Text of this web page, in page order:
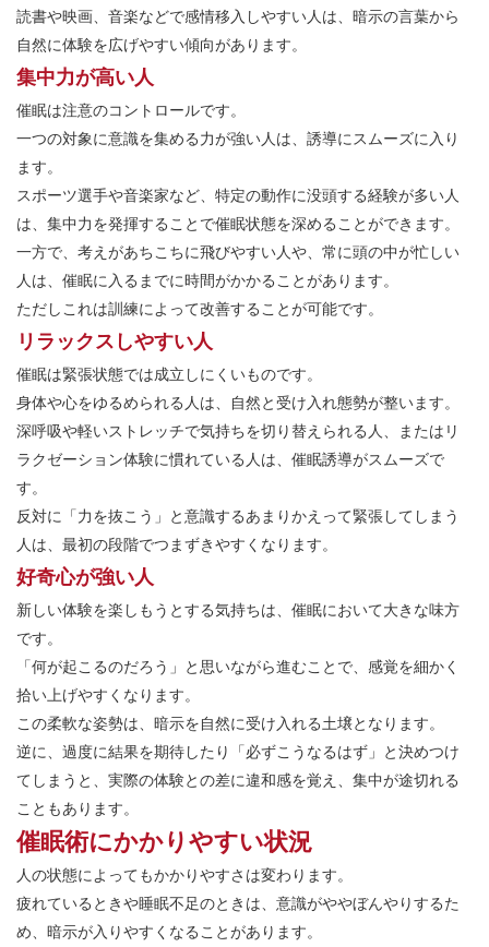
読書や映画、音楽などで感情移入しやすい人は、暗示の言葉から
自然に体験を広げやすい傾向があります。
集中力が高い人
催眠は注意のコントロールです。
一つの対象に意識を集める力が強い人は、誘導にスムーズに入り
ます。
スポーツ選手や音楽家など、特定の動作に没頭する経験が多い人
は、集中力を発揮することで催眠状態を深めることができます。
一方で、考えがあちこちに飛びやすい人や、常に頭の中が忙しい
人は、催眠に入るまでに時間がかかることがあります。
ただしこれは訓練によって改善することが可能です。
リラックスしやすい人
催眠は緊張状態では成立しにくいものです。
身体や心をゆるめられる人は、自然と受け入れ態勢が整います。
深呼吸や軽いストレッチで気持ちを切り替えられる人、またはリ
ラクゼーション体験に慣れている人は、催眠誘導がスムーズで
す。
反対に「力を抜こう」と意識するあまりかえって緊張してしまう
人は、最初の段階でつまずきやすくなります。
好奇心が強い人
新しい体験を楽しもうとする気持ちは、催眠において大きな味方
です。
「何が起こるのだろう」と思いながら進むことで、感覚を細かく
拾い上げやすくなります。
この柔軟な姿勢は、暗示を自然に受け入れる土壌となります。
逆に、過度に結果を期待したり「必ずこうなるはず」と決めつけ
てしまうと、実際の体験との差に違和感を覚え、集中が途切れる
こともあります。
催眠術にかかりやすい状況
人の状態によってもかかりやすさは変わります。
疲れているときや睡眠不足のときは、意識がややぼんやりするた
め、暗示が入りやすくなることがあります。